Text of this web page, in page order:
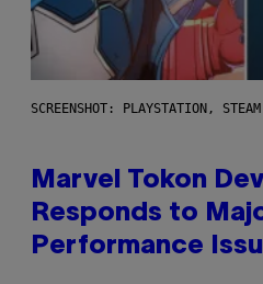
SCREENSHOT: PLAYSTATION, STEAM
Marvel Tokon
Responds to
Performance